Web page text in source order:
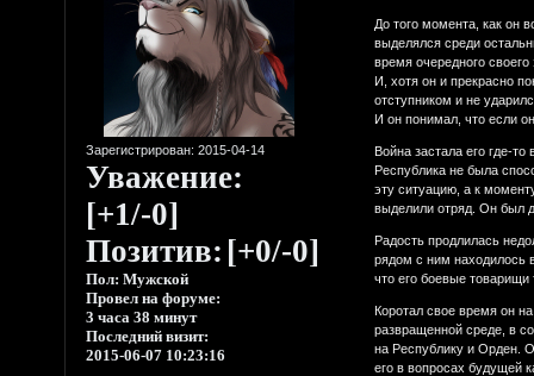
Зарегистрирован: 2015-04-14
Уважение:
[+1/-0]
Позитив: [+0/-0]
Пол: Мужской
Провел на форуме:
3 часа 38 минут
Последний визит:
2015-06-07 10:23:16
До того момента, как он
выделялся среди
время очередного
И, хотя он и прекрасно
отступником и не
И он понимал, что если
Война застала его где-
Республика не была
эту ситуацию, а к
выделили отряд. Он был
Радость продлилась
рядом с ним находилось
что его боевые товарищи
Коротал свое время он
развращенной среде, в
на Республику и Орден.
его в вопросах будущей